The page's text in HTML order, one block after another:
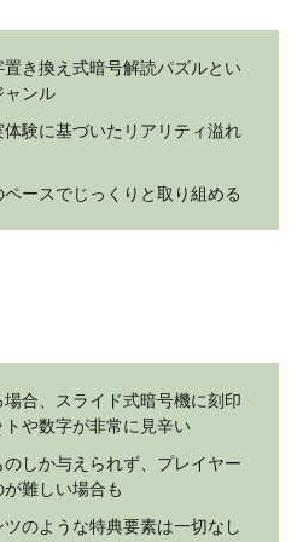
き換え式暗号解読パズルとい
ャンル
験に基づいたリアリティ溢れ
ースでじっくりと取り組める
合、スライド式暗号機に刻印
や数字が非常に見辛い
しか与えられず、プレイヤー
難しい場合も
のような特典要素は一切なし